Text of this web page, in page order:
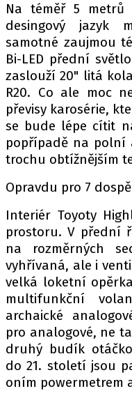
INCORP MEDIA
Na téměř 5 metrů
desingový jazyk
samotné zaujmou
Bi-LED přední
zaslouží 20" litá
R20. Co ale moc
převisy karosérie,
se bude lépe cítit
popřípadě na polní
trochu obtížnějším
Opravdu pro 7
Interiér Toyoty
prostoru. V přední
na rozměrných
vyhřívaná, ale i
velká loketní
multifunkční
archaické
pro analogové, ne
druhý budík
do 21. století jsou
oním powermetrem